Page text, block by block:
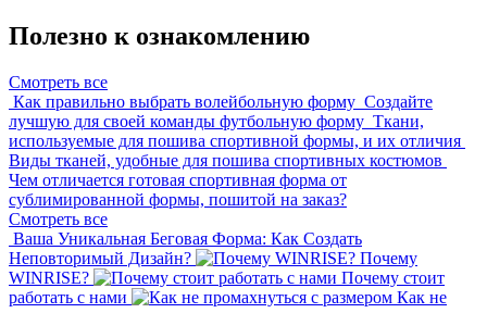
Полезно к ознакомлению
Смотреть все
Как правильно выбрать волейбольную форму Создайте
лучшую для своей команды футбольную форму Ткани,
используемые для пошива спортивной формы, и их отличия
Виды тканей, удобные для пошива спортивных костюмов
Чем отличается готовая спортивная форма от
сублимированной формы, пошитой на заказ?
Смотреть все
Ваша Уникальная Беговая Форма: Как Создать
Неповторимый Дизайн?
Почему
WINRISE?
Почему стоит
работать с нами
Как не